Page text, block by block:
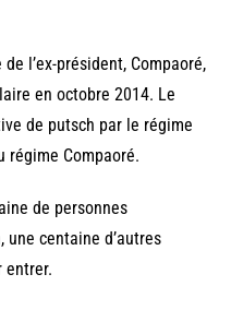
l’ex-président, Compaoré,
en octobre 2014. Le
de putsch par le régime
régime Compaoré.
de personnes
centaine d’autres
entrer.